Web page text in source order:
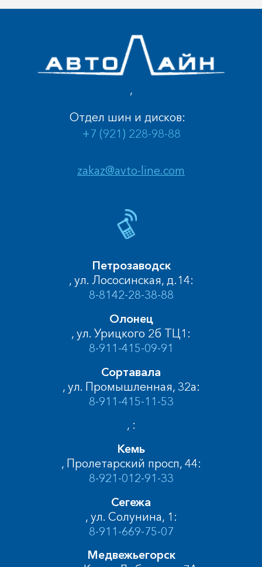
,
zakaz@avto-line.com
Отдел шин и дисков:
+7 (921) 228-98-88
Петрозаводск
, ул. Лососинская, д.14:
8-8142-28-38-88
Олонец
, ул. Урицкого 2б ТЦ1:
8-911-415-09-91
Сортавала
, ул. Промышленная, 32а:
8-911-415-11-53
, :
Кемь
, Пролетарский просп, 44:
8-921-012-91-33
Сегежа
, ул. Солунина, 1:
8-911-669-75-07
Медвежьегорск